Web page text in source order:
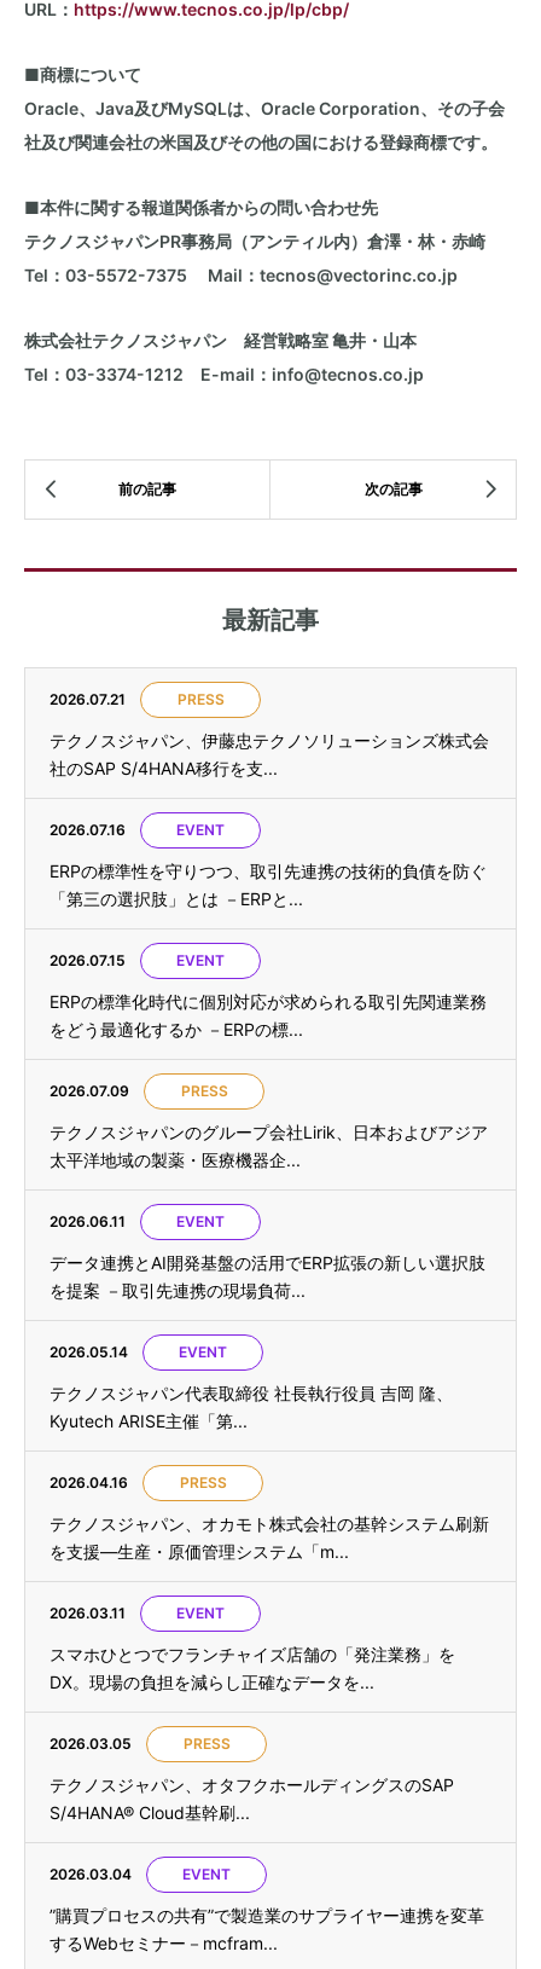
URL： https://www.tecnos.co.jp/lp/cbp/
■商標について
Oracle、 Java及びMySQLは、 Oracle Corporation、その子会
社及び関連会社の米国及びその他の国における登録商標です。
■本件に関する報道関係者からの問い合わせ先
テクノスジャパンPR事務局（アンティル内）倉澤・林・赤崎
Tel： 03-5572-7375 Mail ： tecnos@vectorinc.co.jp
株式会社テクノスジャパン 経営戦略室 亀井・山本
Tel： 03-3374-1212 E-mail ： info@tecnos.co.jp
最新記事
2026.07.21 PRESS
テクノスジャパン、伊藤忠テクノソリューションズ株式会
社のSAP S/4HANA移行を支...
2026.07.16 EVENT
ERPの標準性を守りつつ、取引先連携の技術的負債を防ぐ
「第三の選択肢」とは －ERPと...
2026.07.15 EVENT
ERPの標準化時代に個別対応が求められる取引先関連業務
をどう最適化するか －ERPの標...
2026.07.09 PRESS
テクノスジャパンのグループ会社Lirik、日本およびアジア
太平洋地域の製薬・医療機器企...
2026.06.11 EVENT
データ連携とAI開発基盤の活用でERP拡張の新しい選択肢
を提案 －取引先連携の現場負荷...
2026.05.14 EVENT
テクノスジャパン代表取締役 社長執行役員 吉岡 隆、
Kyutech ARISE主催「第...
2026.04.16 PRESS
テクノスジャパン、オカモト株式会社の基幹システム刷新
を支援—生産・原価管理システム「m...
2026.03.11 EVENT
スマホひとつでフランチャイズ店舗の「発注業務」を
DX。現場の負担を減らし正確なデータを...
2026.03.05 PRESS
テクノスジャパン、オタフクホールディングスのSAP
S/4HANA® Cloud基幹刷...
2026.03.04 EVENT
”購買プロセスの共有”で製造業のサプライヤー連携を変革
するWebセミナー－mcfram...